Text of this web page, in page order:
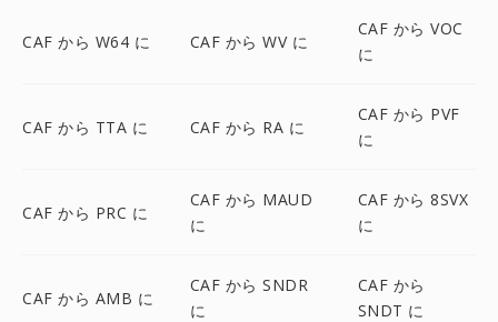
CAF から W64 に CAF から WV に
CAF から VOC
に
CAF から TTA に CAF から RA に
CAF から PVF
に
CAF から PRC に
CAF から MAUD
に
CAF から 8SVX
に
CAF から AMB に
CAF から SNDR
に
CAF から
SNDT に